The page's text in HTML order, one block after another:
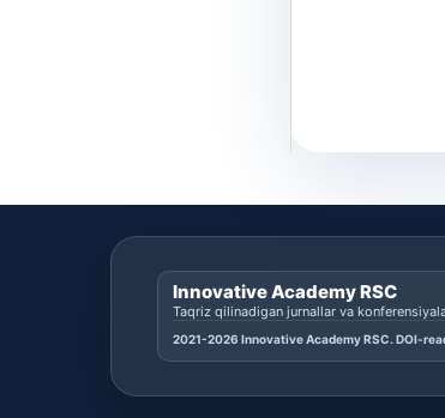
Innovative Academy RSC
Taqriz qilinadigan jurnallar va
2021-2026 Innovative Academy RSC. DOI-